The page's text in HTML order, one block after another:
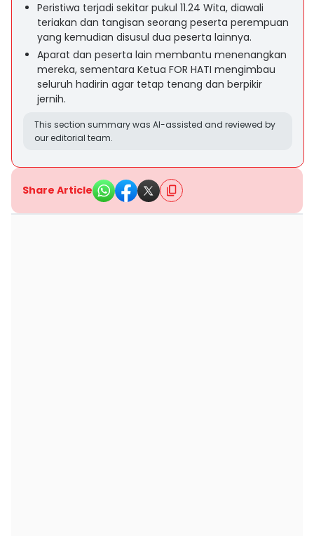
Peristiwa terjadi sekitar pukul 11.24 Wita, diawali
teriakan dan tangisan seorang peserta perempuan
yang kemudian disusul dua peserta lainnya.
Aparat dan peserta lain membantu menenangkan
mereka, sementara Ketua FOR HATI mengimbau
seluruh hadirin agar tetap tenang dan berpikir
jernih.
This section summary was AI-assisted and reviewed by
our editorial team.
Share Article